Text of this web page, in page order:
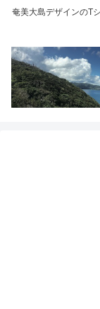
奄美大島デザインのT